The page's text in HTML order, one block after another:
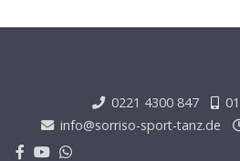
0221 4300 847
info@sorriso-sport-tanz.de